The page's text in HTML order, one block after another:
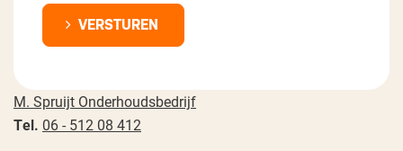
VERSTUREN
M. Spruijt Onderhoudsbedrijf
Tel. 06 - 512 08 412